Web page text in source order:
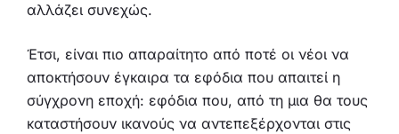
αλλάζει συνεχώς.
Έτσι, είναι πιο απαραίτητο από ποτέ οι νέοι να
αποκτήσουν έγκαιρα τα εφόδια που απαιτεί η
σύγχρονη εποχή: εφόδια που, από τη μια θα τους
καταστήσουν ικανούς να αντεπεξέρχονται στις